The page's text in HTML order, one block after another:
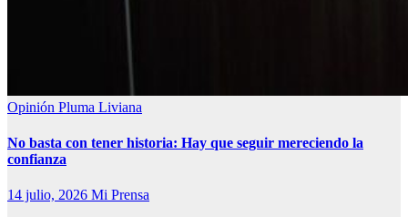
Opinión Pluma Liviana
No basta con tener historia: Hay que seguir mereciendo la
confianza
14 julio, 2026 Mi Prensa